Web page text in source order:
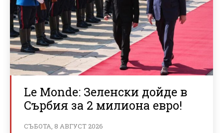
Le Monde: Зеленски дойде в
Сърбия за 2 милиона евро!
СЪБОТА, 8 АВГУСТ 2026